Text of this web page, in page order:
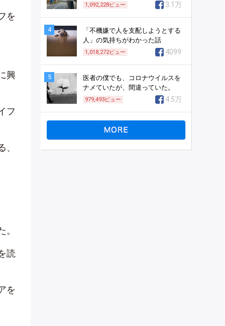
を
興
フ
読
を
1,092,228ビュー 3.1万
4
「不機嫌で人を支配しようとする
人」の気持ちがわかった話
1,018,272ビュー 4099
5
医者の僕でも、コロナウイルスを
ナメていたが、間違っていた。
979,493ビュー 4.5万